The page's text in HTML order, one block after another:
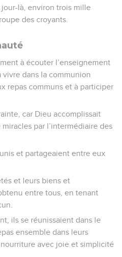
là, environ trois mille
des croyants.
à écouter l’enseignement
dans la communion
repas communs et à participer
car Dieu accomplissait
par l’intermédiaire des
et partageaient entre eux
et leurs biens et
entre tous, en tenant
ils se réunissaient dans le
ensemble dans leurs
avec joie et simplicité